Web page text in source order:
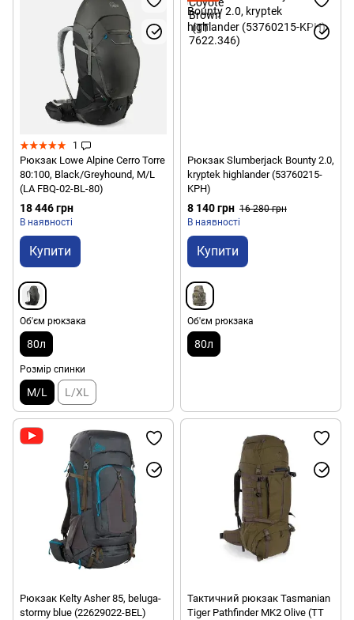
1
Рюкзак Lowe Alpine Cerro Torre
80:100, Black/Greyhound, M/L
(LA FBQ-02-BL-80)
18 446 грн
В наявності
Купити
Об'єм рюкзака
80л
Розмір спинки
M/L L/XL
Рюкзак Slumberjack Bounty 2.0,
kryptek highlander (53760215-
KPH)
8 140 грн 16 280 грн
В наявності
Купити
Об'єм рюкзака
80л
Рюкзак Kelty Asher 85, beluga-
stormy blue (22629022-BEL)
Тактичний рюкзак Tasmanian
Tiger Pathfinder MK2 Olive (TT